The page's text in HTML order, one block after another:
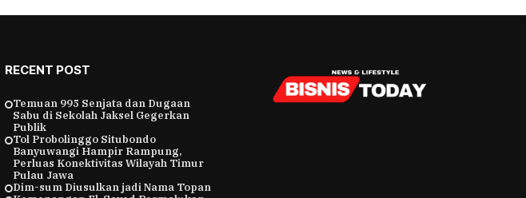
RECENT POST
Temuan 995 Senjata dan Dugaan
Sabu di Sekolah Jaksel Gegerkan
Publik
Tol Probolinggo Situbondo
Banyuwangi Hampir Rampung,
Perluas Konektivitas Wilayah Timur
Pulau Jawa
Dim-sum Diusulkan jadi Nama Topan